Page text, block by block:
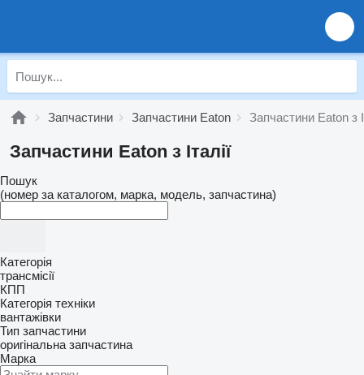
Запчастини Запчастини Eaton Запчастини Eaton з
Запчастини Eaton з Італії
Пошук
(номер за каталогом, марка, модель, запчастина)
Категорія
трансмісії
КПП
Категорія техніки
вантажівки
Тип запчастини
оригінальна запчастина
Марка